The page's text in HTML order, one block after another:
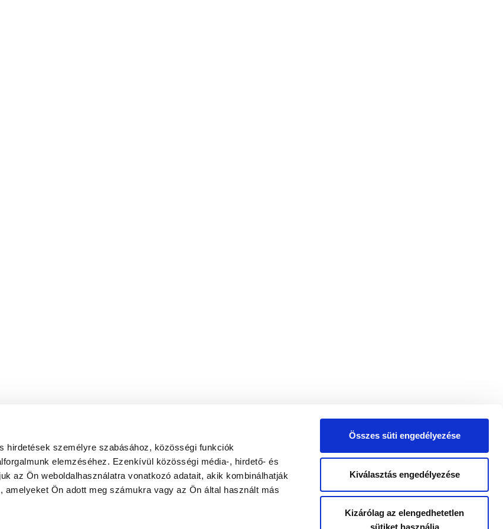
hirdetések személyre szabásához, közösségi funkciók
elemzéséhez. Ezenkívül közösségi média-, hirdető- és
az Ön weboldalhasználatra vonatkozó adatait, akik kombinálhatják
amelyeket Ön adott meg számukra vagy az Ön által használt más
Összes süti engedélyezése
Kiválasztás engedélyezése
Kizárólag az elengedhetetlen
sütiket használja